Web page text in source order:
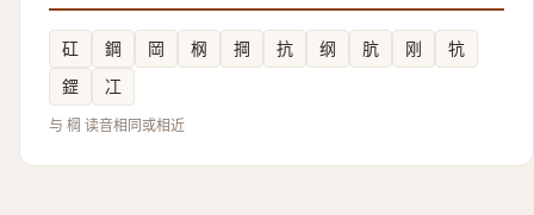
矼 鋼 岡 㭎 掆 抗 纲 肮 刚
牨
鎠
冮
与 棡 读音相同或相近